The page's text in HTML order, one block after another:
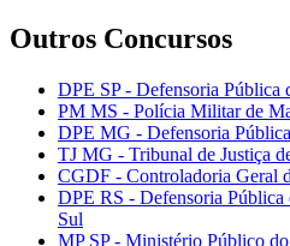
Outros Concursos
DPE SP - Defensoria Pública
PM MS - Polícia Militar de
DPE MG - Defensoria
TJ MG - Tribunal de Justiça
CGDF - Controladoria Geral
DPE RS - Defensoria
Sul
MP SP - Ministério Público